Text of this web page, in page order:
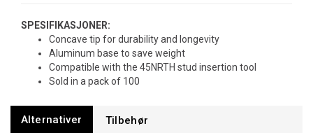
SPESIFIKASJONER:
Concave tip for durability and longevity
Aluminum base to save weight
Compatible with the 45NRTH stud insertion tool
Sold in a pack of 100
Alternativer Tilbehør